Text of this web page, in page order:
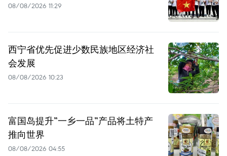
08/08/2026 11:29
西宁省优先促进少数民族地区经济社
会发展
08/08/2026 10:23
富国岛提升”一乡一品”产品将土特产
推向世界
08/08/2026 04:55